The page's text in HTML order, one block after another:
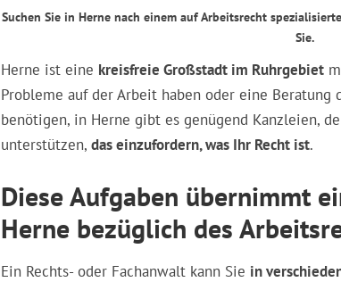
Suchen Sie in Herne nach einem auf Arbeitsrecht
Sie.
Herne ist eine kreisfreie Großstadt im Ruhrgebiet
Probleme auf der Arbeit haben oder eine Beratung
benötigen, in Herne gibt es genügend Kanzleien,
unterstützen, das einzufordern, was Ihr Recht ist.
Diese Aufgaben übernimmt
Herne bezüglich des
Ein Rechts- oder Fachanwalt kann Sie in